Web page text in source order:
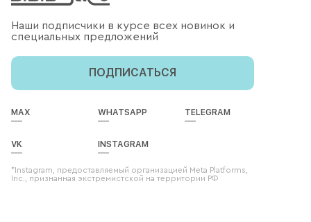
Наши подписчики в курсе всех новинок и
специальных предложений
ПОДПИСАТЬСЯ
MAX WHATSAPP TELEGRAM
VK INSTAGRAM
*Instagram, предоставляемый организацией Meta Platforms,
Inc., признанная экстремистской на территории РФ